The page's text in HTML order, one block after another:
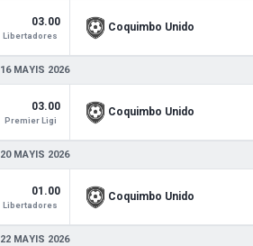
03.00
Libertadores
Coquimbo Unido
16 MAYIS 2026
03.00
Premier Ligi
Coquimbo Unido
20 MAYIS 2026
01.00
Libertadores
Coquimbo Unido
22 MAYIS 2026